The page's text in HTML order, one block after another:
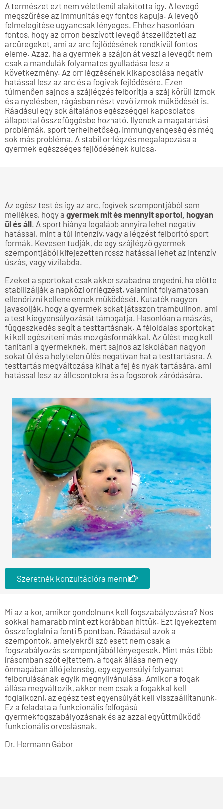
A természet ezt nem véletlenül alakította így. A levegő
megszűrése az immunitás egy fontos kapuja. A levegő
felmelegítése ugyancsak lényeges. Ehhez hasonlóan
fontos, hogy az orron beszívott levegő átszellőzteti az
arcüregeket, ami az arc fejlődésének rendkívül fontos
eleme. Azaz, ha a gyermek a szájon át veszi a levegőt nem
csak a mandulák folyamatos gyulladása lesz a
következmény. Az orr légzésének kikapcsolása negatív
hatással lesz az arc és a fogívek fejlődésére. Ezen
túlmenően sajnos a szájlégzés felborítja a száj körüli izmok
és a nyelésben, rágásban részt vevő izmok működését is.
Ráadásul egy sok általános egészséggel kapcsolatos
állapottal összefüggésbe hozható. Ilyenek a magatartási
problémák, sport terhelhetőség, immungyengeség és még
sok más probléma. A stabil orrlégzés megalapozása a
gyermek egészséges fejlődésének kulcsa.
Az egész test és így az arc, fogívek szempontjából sem
mellékes, hogy a gyermek mit és mennyit sportol, hogyan
ül és áll. A sport hiánya legalább annyira lehet negatív
hatással, mint a túl intenzív, vagy a légzést felborító sport
formák. Kevesen tudják, de egy szájlégző gyermek
szempontjából kifejezetten rossz hatással lehet az intenzív
úszás, vagy vízilabda.
Ezeket a sportokat csak akkor szabadna engedni, ha előtte
stabilizálják a napközi orrlégzést, valamint folyamatosan
ellenőrizni kellene ennek működését. Kutatók nagyon
javasolják, hogy a gyermek sokat játsszon trambulinon, ami
a test kiegyensúlyozását támogatja. Hasonlóan a mászás,
függeszkedés segít a testtartásnak. A féloldalas sportokat
ki kell egészíteni más mozgásformákkal. Az ülést meg kell
tanítani a gyermeknek, mert sajnos az iskolában nagyon
sokat ül és a helytelen ülés negatívan hat a testtartásra. A
testtartás megváltozása kihat a fej és nyak tartására, ami
hatással lesz az állcsontokra és a fogsorok záródására.
Szeretnék konzultációra menni
Mi az a kor, amikor gondolnunk kell fogszabályozásra? Nos
sokkal hamarabb mint ezt korábban hittük. Ezt igyekeztem
összefoglalni a fenti 5 pontban. Ráadásul azok a
szempontok, amelyekről szó esett nem csak a
fogszabályozás szempontjából lényegesek. Mint más több
írásomban szót ejtettem, a fogak állása nem egy
önmagában álló jelenség, egy egyensúlyi folyamat
felborulásának egyik megnyilvánulása. Amikor a fogak
állása megváltozik, akkor nem csak a fogakkal kell
foglalkozni, az egész test egyensúlyát kell visszaállítanunk.
Ez a feladata a funkcionális felfogású
gyermekfogszabályozásnak és az azzal együttműködő
funkcionális orvoslásnak.
Dr. Hermann Gábor